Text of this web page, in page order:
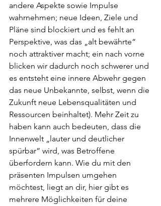
andere Aspekte sowie Impulse
wahrnehmen; neue Ideen, Ziele und
Pläne sind blockiert und es fehlt an
Perspektive, was das „alt bewährte“
noch attraktiver macht; ein nach vorne
blicken wir dadurch noch schwerer und
es entsteht eine innere Abwehr gegen
das neue Unbekannte, selbst, wenn die
Zukunft neue Lebensqualitäten und
Ressourcen beinhaltet). Mehr Zeit zu
haben kann auch bedeuten, dass die
Innenwelt „lauter und deutlicher
spürbar“ wird, was Betroffene
überfordern kann. Wie du mit den
präsenten Impulsen umgehen
möchtest, liegt an dir, hier gibt es
mehrere Möglichkeiten für deine